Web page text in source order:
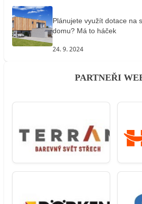
Plánujete využít dotace na
domu? Má to háček
24. 9. 2024
PARTNEŘI